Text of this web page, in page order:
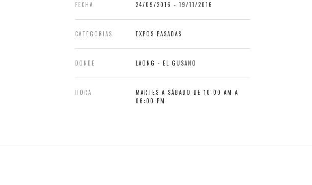
FECHA 24/09/2016 - 19/11/2016
CATEGORIAS EXPOS PASADAS
DONDE LAONG - EL GUSANO
HORA
MARTES A SÁBADO DE 10:00 AM A
06:00 PM